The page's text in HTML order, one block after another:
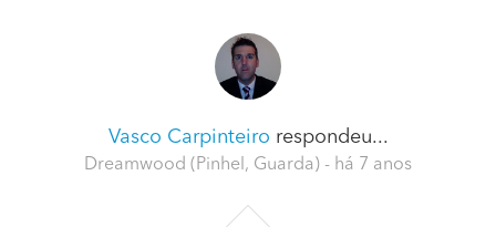
Vasco Carpinteiro respondeu...
Dreamwood (Pinhel, Guarda) - há 7 anos